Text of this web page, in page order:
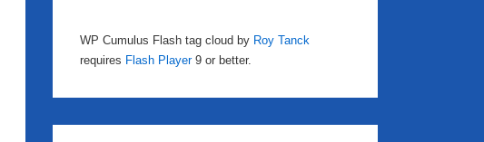
WP Cumulus Flash tag cloud by Roy Tanck
requires Flash Player9 or better.